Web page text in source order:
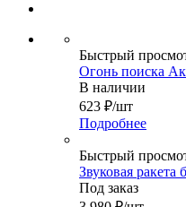
Быстрый
Огонь поиска
В наличии
623 ₽/шт
Подробнее
Быстрый
Звуковая ракета
Под заказ